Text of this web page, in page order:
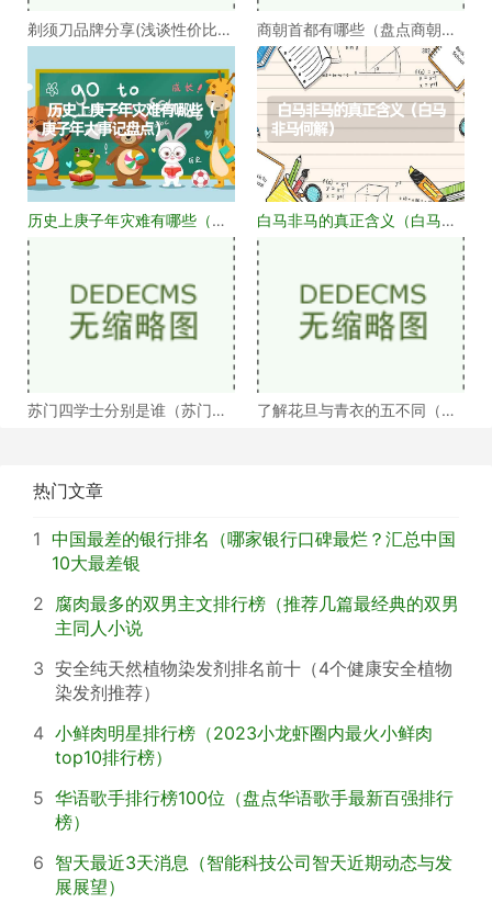
剃须刀品牌分享(浅谈性价比高
的剃须刀品牌）
商朝首都有哪些（盘点商朝的
十几个首都）
历史上庚子年灾难有哪些（庚
子年大事记盘点）
白马非马的真正含义（白马非
马何解）
苏门四学士分别是谁（苏门四
了解花旦与青衣的五不同（浅
热门文章
1 中国最差的银行排名（哪家银行口碑最烂？汇总中国
10大最差银
2
腐肉最多的双男主文排行榜（推荐几篇最经典的双男
主同人小说
3 安全纯天然植物染发剂排名前十（4个健康安全植物
染发剂推荐）
4 小鲜肉明星排行榜（2023小龙虾圈内最火小鲜肉
top10排行榜）
5 华语歌手排行榜100位（盘点华语歌手最新百强排行
榜）
6 智天最近3天消息（智能科技公司智天近期动态与发
展展望）